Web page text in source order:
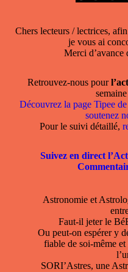
Chers lecteurs / lectrices,
je vous ai
Merci d’avance
Retrouvez-nous pour
semaine
Découvrez la page Tipee
soutenez
Pour le suivi détaillé,
Suivez en direct
Astronomie et
Faut-il jeter le
Ou peut-on espérer y
fiable de soi-même et
SORI’Astres, une